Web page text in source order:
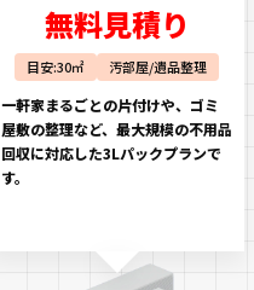
無料見積り
目安:30㎡ 汚部屋/遺品整理
一軒家まるごとの片付けや、ゴミ
屋敷の整理など、最大規模の不用品
回収に対応した3Lパックプランで
す。